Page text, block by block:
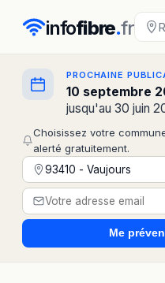
infofibre.fr
PROCHAINE
10 septembre
jusqu'au 30 juin
Choisissez votre
alerté gratuitement.
Me